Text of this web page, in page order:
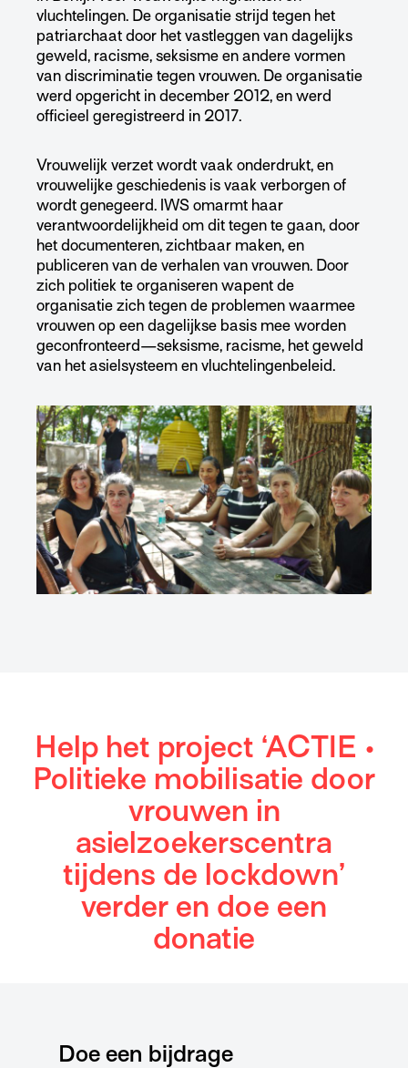
vluchtelingen. De organisatie strijd tegen het
patriarchaat door het vastleggen van dagelijks
geweld, racisme, seksisme en andere vormen
van discriminatie tegen vrouwen. De organisatie
werd opgericht in december 2012, en werd
officieel geregistreerd in 2017.
Vrouwelijk verzet wordt vaak onderdrukt, en
vrouwelijke geschiedenis is vaak verborgen of
wordt genegeerd. IWS omarmt haar
verantwoordelijkheid om dit tegen te gaan, door
het documenteren, zichtbaar maken, en
publiceren van de verhalen van vrouwen. Door
zich politiek te organiseren wapent de
organisatie zich tegen de problemen waarmee
vrouwen op een dagelijkse basis mee worden
geconfronteerd—seksisme, racisme, het geweld
van het asielsysteem en vluchtelingenbeleid.
Help het project ‘ACTIE •
Politieke mobilisatie door
vrouwen in
asielzoekerscentra
tijdens de lockdown’
verder en doe een
donatie
Doe een bijdrage